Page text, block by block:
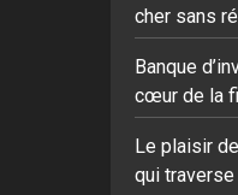
cher sans
Banque
cœur de la
Le plaisir
qui